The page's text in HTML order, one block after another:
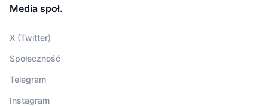
Media społ.
X (Twitter)
Społeczność
Telegram
Instagram